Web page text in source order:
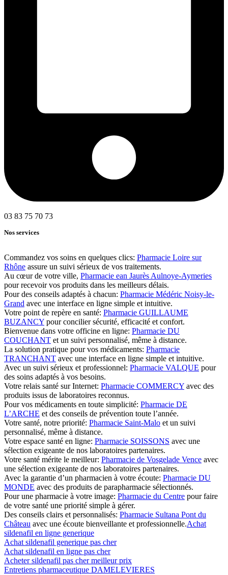
03 83 75 70 73
Nos services
Commandez vos soins en quelques clics: Pharmacie Loire sur
Rhône assure un suivi sérieux de vos traitements.
Au cœur de votre ville, Pharmacie ean Jaurès Aulnoye-Aymeries
pour recevoir vos produits dans les meilleurs délais.
Pour des conseils adaptés à chacun: Pharmacie Médéric Noisy-le-
Grand avec une interface en ligne simple et intuitive.
Votre point de repère en santé: Pharmacie GUILLAUME
BUZANCY pour concilier sécurité, efficacité et confort.
Bienvenue dans votre officine en ligne: Pharmacie DU
COUCHANT et un suivi personnalisé, même à distance.
La solution pratique pour vos médicaments: Pharmacie
TRANCHANT avec une interface en ligne simple et intuitive.
Avec un suivi sérieux et professionnel: Pharmacie VALQUE pour
des soins adaptés à vos besoins.
Votre relais santé sur Internet: Pharmacie COMMERCY avec des
produits issus de laboratoires reconnus.
Pour vos médicaments en toute simplicité: Pharmacie DE
L’ARCHE et des conseils de prévention toute l’année.
Votre santé, notre priorité: Pharmacie Saint-Malo et un suivi
personnalisé, même à distance.
Votre espace santé en ligne: Pharmacie SOISSONS avec une
sélection exigeante de nos laboratoires partenaires.
Votre santé mérite le meilleur: Pharmacie de Vosgelade Vence avec
une sélection exigeante de nos laboratoires partenaires.
Avec la garantie d’un pharmacien à votre écoute: Pharmacie DU
MONDE avec des produits de parapharmacie sélectionnés.
Pour une pharmacie à votre image: Pharmacie du Centre pour faire
de votre santé une priorité simple à gérer.
Des conseils clairs et personnalisés: Pharmacie Sultana Pont du
Château avec une écoute bienveillante et professionnelle.Achat
sildenafil en ligne generique
Achat sildenafil generique pas cher
Achat sildenafil en ligne pas cher
Acheter sildenafil pas cher meilleur prix
Entretiens pharmaceutique DAMELEVIERES